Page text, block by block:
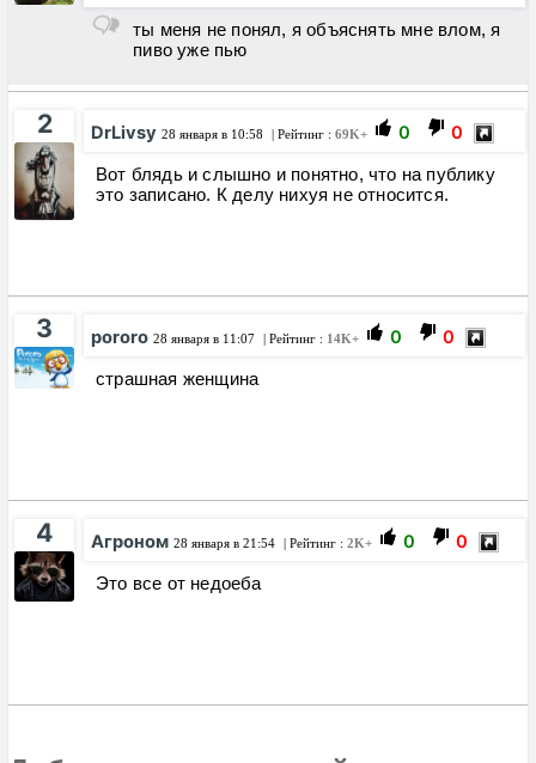
ты меня не понял, я объяснять мне влом, я
пиво уже пью
2 DrLivsy 28 января в 10:58 | Рейтинг : 69K+ 0 0
Вот блядь и слышно и понятно, что на публику
это записано. К делу нихуя не относится.
3 pororo 28 января в 11:07 | Рейтинг : 14K+ 0 0
страшная женщина
4 Агроном 28 января в 21:54 | Рейтинг : 2K+ 0 0
Это все от недоеба